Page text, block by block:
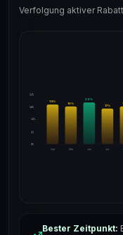
Verfolgung aktiver
24%
18%
12%
6%
0%
Apr
19%
Mai
18%
Jun
20%
Jul
17%
Bester Zeitpunkt: